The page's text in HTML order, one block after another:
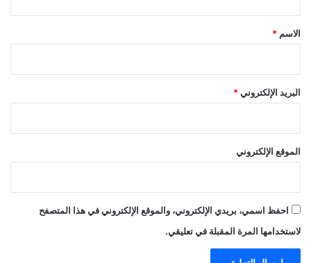
*
الاسم *
البريد الإلكتروني *
الموقع الإلكتروني
احفظ اسمي، بريدي الإلكتروني، والموقع الإلكتروني في هذا المتصفح
لاستخدامها المرة المقبلة في تعليقي.